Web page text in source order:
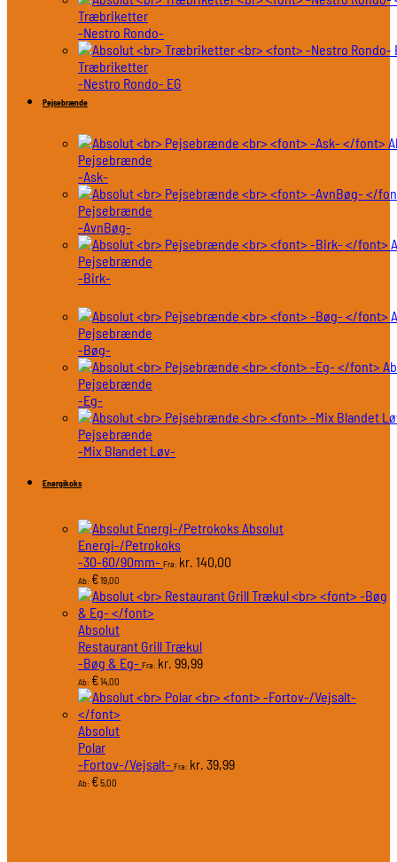
Træbriketter
-Nestro Rondo-
Træbriketter
-Nestro Rondo- EG
Pejsebrænde
Pejsebrænde
-Ask-
Pejsebrænde
-AvnBøg-
Pejsebrænde
-Birk-
Pejsebrænde
-Bøg-
Pejsebrænde
-Eg-
Pejsebrænde
-Mix Blandet Løv-
Energikoks
Absolut
Energi-/Petrokoks
-30-60/90mm- Fra: kr. 140,00
Ab: €19,00
Absolut
Restaurant Grill Trækul
-Bøg & Eg- Fra: kr. 99,99
Ab: €14,00
Absolut
Polar
-Fortov-/Vejsalt- Fra: kr. 39,99
Ab: €5,00